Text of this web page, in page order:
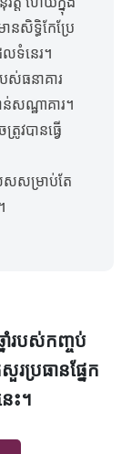
នសិទ្ធិកែប្រែ
លទំនេរ។
ស់ធនាគារ
សណ្ឋាគារ។
រូវបានធ្វើ
សសម្រាប់តែ
ាំរបស់កញ្ចប់
រធានផ្នែក
ះ។